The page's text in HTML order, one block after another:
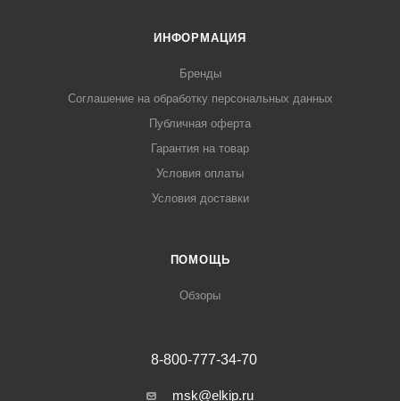
ИНФОРМАЦИЯ
Бренды
Соглашение на обработку персональных данных
Публичная оферта
Гарантия на товар
Условия оплаты
Условия доставки
ПОМОЩЬ
Обзоры
8-800-777-34-70
msk@elkip.ru